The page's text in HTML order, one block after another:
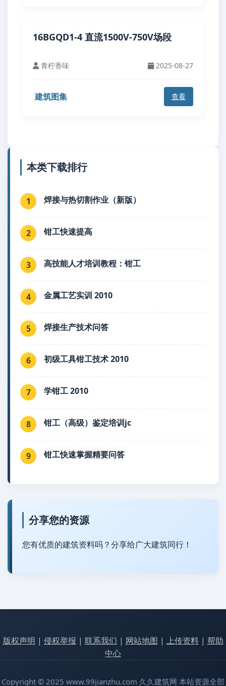
16BGQD1-4 直流1500V-750V场段
青柠香味 2025-08-27
建筑图集 查看
本类下载排行
1 焊接与热切割作业（新版）
2 钳工快速提高
3 高技能人才培训教程：钳工
4 金属工艺实训 2010
5 焊接生产技术问答
6 初级工具钳工技术 2010
7 学钳工 2010
8 钳工（高级）鉴定培训jc
9 钳工快速掌握精要问答
分享您的资源
您有优质的建筑资料吗？分享给广大建筑同行！
版权声明 | 侵权举报 | 联系我们 | 网站地图 | 上传资料| 帮助
中心
Copyright © 2025 www.99jianzhu.com 久久建筑网 本站资源全部